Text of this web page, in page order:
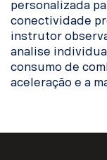
personalizada
conectividade
instrutor
analise
consumo de
aceleração e a